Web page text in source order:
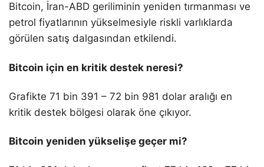
Bitcoin, İran-ABD geriliminin yeniden tırmanması ve
petrol fiyatlarının yükselmesiyle riskli varlıklarda
görülen satış dalgasından etkilendi.
Bitcoin için en kritik destek neresi?
Grafikte 71 bin 391 – 72 bin 981 dolar aralığı en
kritik destek bölgesi olarak öne çıkıyor.
Bitcoin yeniden yükselişe geçer mi?